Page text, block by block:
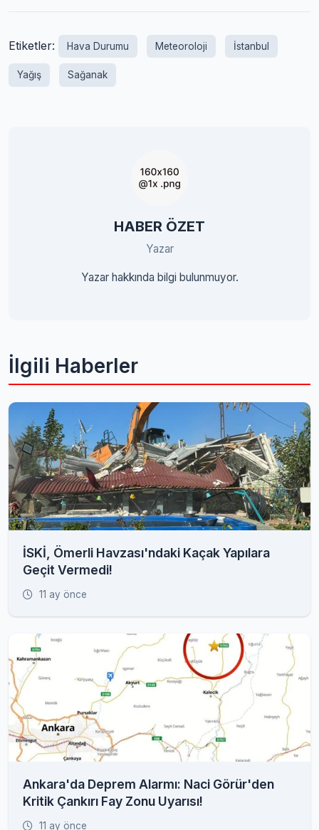
Etiketler: Hava Durumu Meteoroloji İstanbul
Yağış Sağanak
HABER ÖZET
Yazar
Yazar hakkında bilgi bulunmuyor.
İlgili Haberler
İSKİ, Ömerli Havzası'ndaki Kaçak Yapılara
Geçit Vermedi!
11 ay önce
Ankara'da Deprem Alarmı: Naci Görür'den
Kritik Çankırı Fay Zonu Uyarısı!
11 ay önce